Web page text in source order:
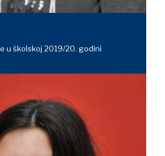
u školskoj 2019/20. godini